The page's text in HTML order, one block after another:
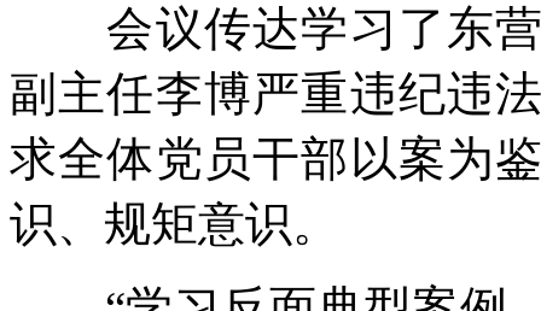
会议传达学习了东营
副主任李博严重违纪违
求全体党员干部以案为
识、规矩意识。